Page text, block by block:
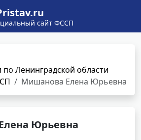
сайт ФССП
Ленинградской области
Мишанова Елена Юрьевна
Юрьевна